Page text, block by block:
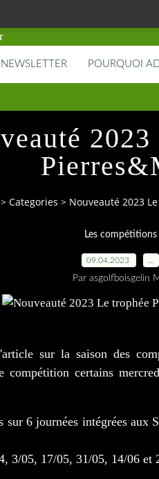
NEWSLETTER POURQUOI
> Categories > Nouveauté 2023
Les compétitions
09.04.2023
Par asgolfboisgelin
sur la saison des
compétition certains
6 journées intégrées aux
3/05, 17/05, 31/05, 14/06 et